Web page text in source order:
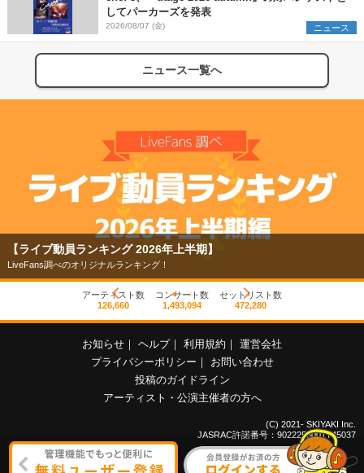
してパーカーズを発表
2026/08/07 (金) ニュース
ニュース一覧へ
【ライブ動員ランキング 2026年上半期】
LiveFans調べのオリジナルランキング！
アーティスト数
126,660
コンサート数
1,493,094
セットリスト数
472,280
お知らせ ｜ ヘルプ｜ 利用規約 ｜ 運営会社
プライバシーポリシー ｜
お問い合わせ
投稿のガイドライン
アーティスト・公演主催者の方へ
(C) 2021- SKIYAKI Inc.
JASRAC許諾番号：9022255001Y45037